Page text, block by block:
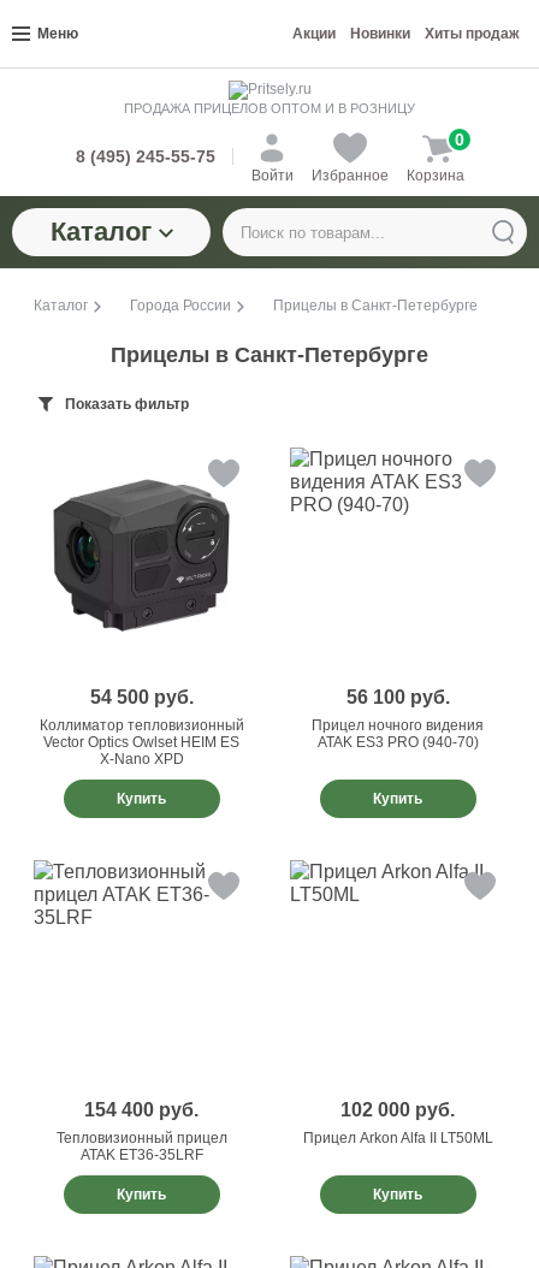
Меню Акции Новинки Хиты продаж
ПРОДАЖА ПРИЦЕЛОВ ОПТОМ И В РОЗНИЦУ
8 (495) 245-55-75
Войти Избранное Корзина
0
Каталог
Каталог Города России Прицелы в Санкт-Петербурге
Прицелы в Санкт-Петербурге
Показать фильтр
54 500 руб.
Коллиматор тепловизионный
Vector Optics Owlset HEIM ES
X-Nano XPD
Купить
56 100 руб.
Прицел ночного видения
ATAK ES3 PRO (940-70)
Купить
154 400 руб.
Тепловизионный прицел
ATAK ET36-35LRF
Купить
102 000 руб.
Прицел Arkon Alfa II LT50ML
Купить